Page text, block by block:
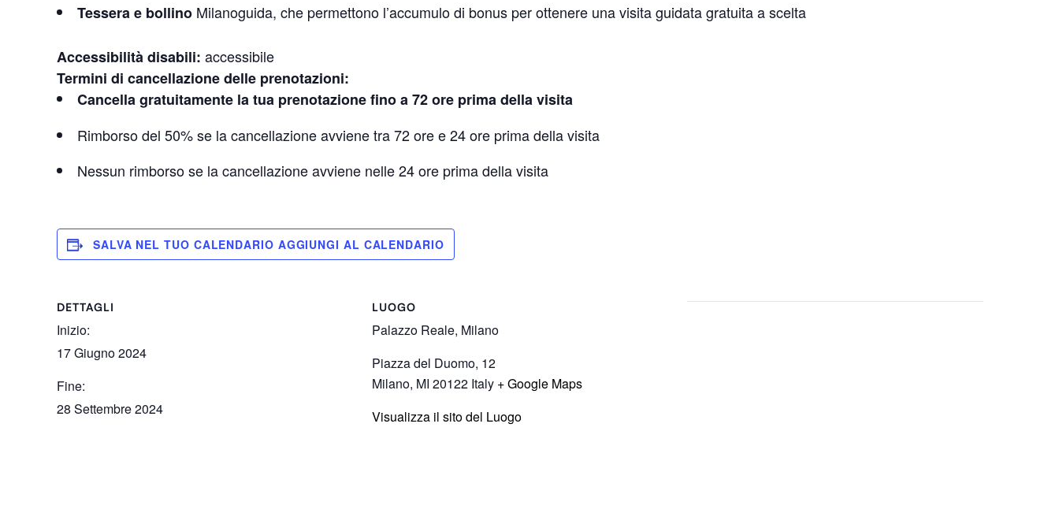
Tessera e bollino Milanoguida, che permettono l’accumulo di bonus per ottenere una visita guidata gratuita a scelta
Accessibilità disabili: accessibile
Termini di cancellazione delle prenotazioni:
Cancella gratuitamente la tua prenotazione fino a 72 ore prima della visita
Rimborso del 50% se la cancellazione avviene tra 72 ore e 24 ore prima della visita
Nessun rimborso se la cancellazione avviene nelle 24 ore prima della visita
SALVA NEL TUO CALENDARIO
DETTAGLI
Inizio:
17 Giugno 2024
Fine:
28 Settembre 2024
LUOGO
Palazzo Reale, Milano
Piazza del Duomo, 12
Milano, MI 20122 Italy + Google Maps
Visualizza il sito del Luogo